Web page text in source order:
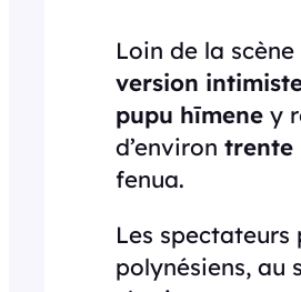
Loin de la scène
version
pupu hīmene y
d’environ trente
fenua.
Les
polynésiens, au